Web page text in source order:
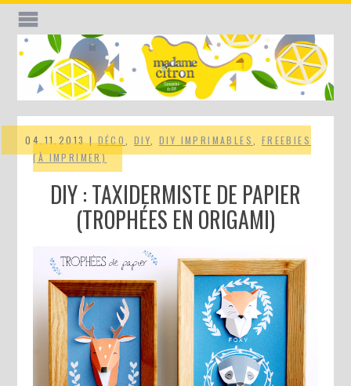
04.11.2013 |DÉCO ,DIY ,DIY IMPRIMABLES
FREEBIES
(À IMPRIMER)
DIY : TAXIDERMISTE DE PAPIER
(TROPHÉES EN ORIGAMI)